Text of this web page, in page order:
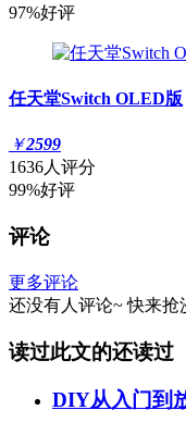
97%好评
任天堂Switch OLED版
￥2599
1636人评分
99%好评
评论
更多评论
还没有人评论~ 快来抢
读过此文的还读过
DIY从入门到